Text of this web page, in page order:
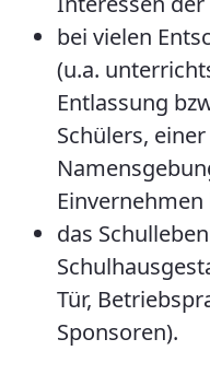
bei vielen
(u.a.
Entlassung
Schülers,
das
Tür,
Sponsoren).